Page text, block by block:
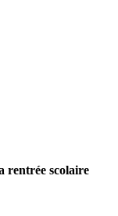
rentrée scolaire